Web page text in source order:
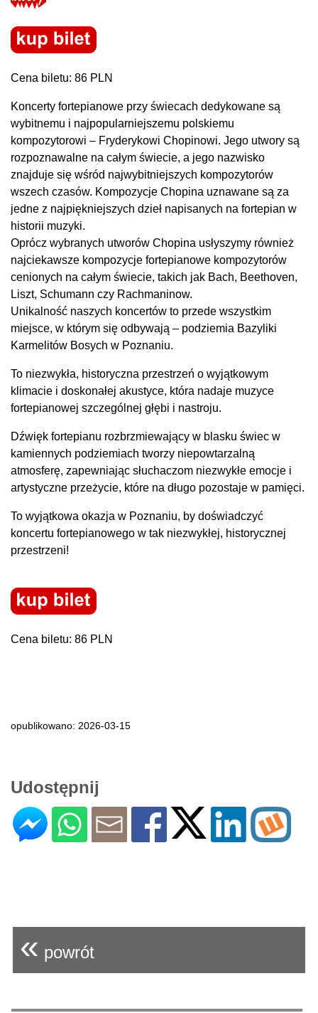
Cena biletu: 86 PLN
Koncerty fortepianowe przy świecach dedykowane są
wybitnemu i najpopularniejszemu polskiemu
kompozytorowi – Fryderykowi Chopinowi. Jego utwory są
rozpoznawalne na całym świecie, a jego nazwisko
znajduje się wśród najwybitniejszych kompozytorów
wszech czasów. Kompozycje Chopina uznawane są za
jedne z najpiękniejszych dzieł napisanych na fortepian w
historii muzyki.
Oprócz wybranych utworów Chopina usłyszymy również
najciekawsze kompozycje fortepianowe kompozytorów
cenionych na całym świecie, takich jak Bach, Beethoven,
Liszt, Schumann czy Rachmaninow.
Unikalność naszych koncertów to przede wszystkim
miejsce, w którym się odbywają – podziemia Bazyliki
Karmelitów Bosych w Poznaniu.
To niezwykła, historyczna przestrzeń o wyjątkowym
klimacie i doskonałej akustyce, która nadaje muzyce
fortepianowej szczególnej głębi i nastroju.
Dźwięk fortepianu rozbrzmiewający w blasku świec w
kamiennych podziemiach tworzy niepowtarzalną
atmosferę, zapewniając słuchaczom niezwykłe emocje i
artystyczne przeżycie, które na długo pozostaje w pamięci.
To wyjątkowa okazja w Poznaniu, by doświadczyć
koncertu fortepianowego w tak niezwykłej, historycznej
przestrzeni!
Cena biletu: 86 PLN
opublikowano: 2026-03-15
Udostępnij
« powrót